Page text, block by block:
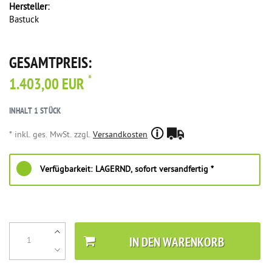
Hersteller:
Bastuck
GESAMTPREIS:
1.403,00 EUR *
INHALT 1STÜCK
* inkl. ges. MwSt. zzgl. Versandkosten
Verfügbarkeit: LAGERND, sofort versandfertig *
IN DEN WARENKORB